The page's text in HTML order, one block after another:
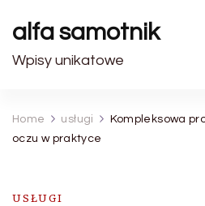
alfa samotnik
Wpisy unikatowe
Home usługi
Kompleksowa
oczu w praktyce
USŁUGI